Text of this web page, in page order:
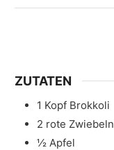
ZUTATEN
1 Kopf Brokkoli
2 rote Zwiebeln
½ Apfel